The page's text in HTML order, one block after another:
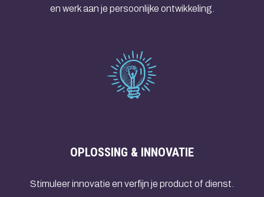
en werk aan je persoonlijke ontwikkeling.
OPLOSSING & INNOVATIE
Stimuleer innovatie en verfijn je product of dienst.